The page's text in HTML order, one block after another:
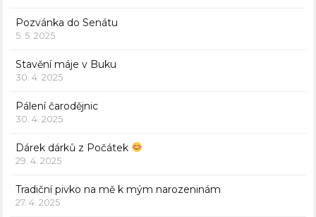
Pozvánka do Senátu
5. 5. 2025
Stavění máje v Buku
30. 4. 2025
Pálení čarodějnic
30. 4. 2025
Dárek dárků z Počátek
29. 4. 2025
Tradiční pivko na mě k mým narozeninám
27. 4. 2025